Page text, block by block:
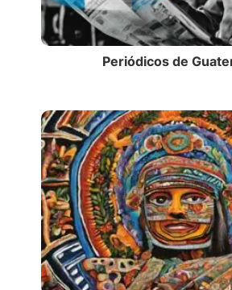
Periódicos de